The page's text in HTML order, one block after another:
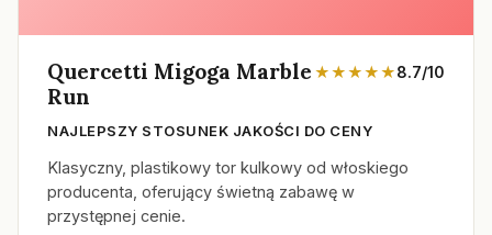
Quercetti Migoga Marble
Run
★★★★★8.7/10
NAJLEPSZY STOSUNEK JAKOŚCI DO CENY
Klasyczny, plastikowy tor kulkowy od włoskiego
producenta, oferujący świetną zabawę w
przystępnej cenie.